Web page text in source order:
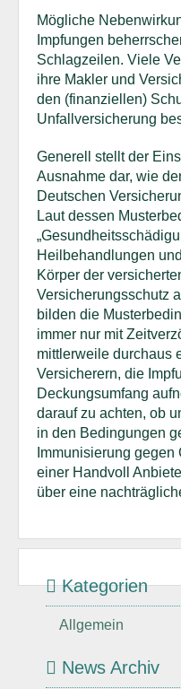
Mögliche
Impfungen
Schlagzeilen. Viele
ihre Makler und
den (finanziellen)
Unfallversicherung
Generell stellt der
Ausnahme dar, wie
Deutschen
Laut dessen
Heilbehandlungen
Körper der
Versicherungsschutz
bilden die
immer nur mit
mittlerweile durchaus
Versicherern, die
Deckungsumfang
darauf zu achten, ob
in den Bedingungen
Immunisierung
einer Handvoll
über eine
Kategorien
Allgemein
News Archiv